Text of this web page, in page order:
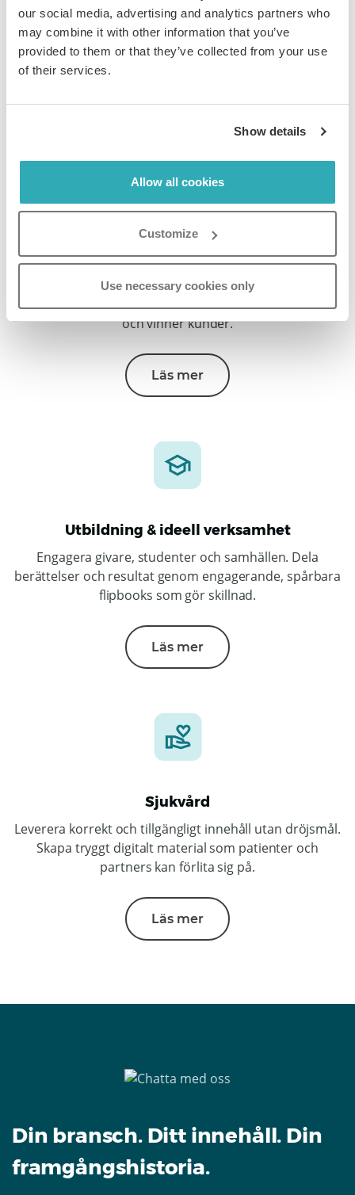
our social media, advertising and analytics partners who
may combine it with other information that you’ve
provided to them or that they’ve collected from your use
of their services.
Show details
Allow all cookies
Customize
Use necessary cookies only
Ge destinationer och upplevelser liv. Dela broschyrer
som inspirerar till bokningar och stärker ditt
varumärkes dragningskraft.
Läs mer
Professionella tjänster & finans
Förvandla rapporter, förslag och portföljer till
interaktiva, spårbara flipbooks som bygger förtroende
och vinner kunder.
Läs mer
Utbildning & ideell verksamhet
Engagera givare, studenter och samhällen. Dela
berättelser och resultat genom engagerande, spårbara
flipbooks som gör skillnad.
Läs mer
Sjukvård
Leverera korrekt och tillgängligt innehåll utan dröjsmål.
Skapa tryggt digitalt material som patienter och
partners kan förlita sig på.
Läs mer
Din bransch. Ditt innehåll. Din
framgångshistoria.